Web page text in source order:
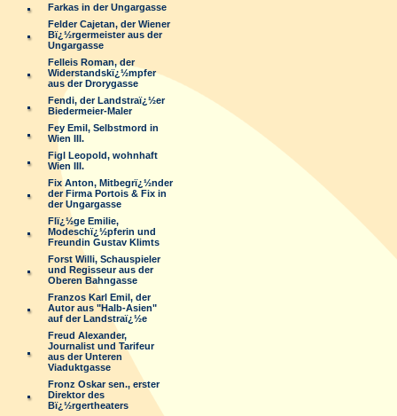
Farkas in der Ungargasse
Felder Cajetan, der Wiener
Bï¿½rgermeister aus der
Ungargasse
Felleis Roman, der
Widerstandskï¿½mpfer
aus der Drorygasse
Fendi, der Landstraï¿½er
Biedermeier-Maler
Fey Emil, Selbstmord in
Wien III.
Figl Leopold, wohnhaft
Wien III.
Fix Anton, Mitbegrï¿½nder
der Firma Portois & Fix in
der Ungargasse
Flï¿½ge Emilie,
Modeschï¿½pferin und
Freundin Gustav Klimts
Forst Willi, Schauspieler
und Regisseur aus der
Oberen Bahngasse
Franzos Karl Emil, der
Autor aus "Halb-Asien"
auf der Landstraï¿½e
Freud Alexander,
Journalist und Tarifeur
aus der Unteren
Viaduktgasse
Fronz Oskar sen., erster
Direktor des
Bï¿½rgertheaters